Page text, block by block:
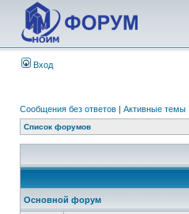
Вход
Сообщения без ответов | Активные темы
Список форумов
Основной форум